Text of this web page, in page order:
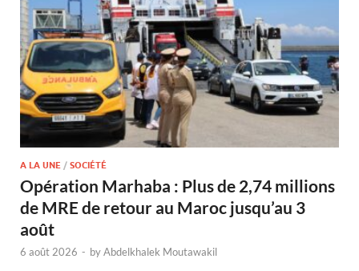
A LA UNE / SOCIÉTÉ
Opération Marhaba : Plus de 2,74 millions
de MRE de retour au Maroc jusqu’au 3
août
6 août 2026 - byAbdelkhalek Moutawakil